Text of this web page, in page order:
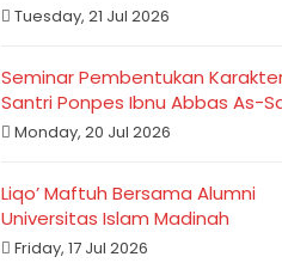
Tuesday, 21 Jul 2026
Seminar Pembentukan
Santri Ponpes Ibnu Abbas As-
Monday, 20 Jul 2026
Liqo’ Maftuh Bersama Alumni
Universitas Islam Madinah
Friday, 17 Jul 2026